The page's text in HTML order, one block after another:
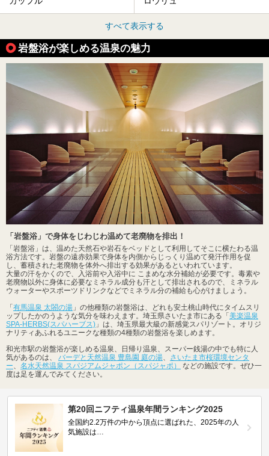
すべて表示する
岩盤浴が楽しめる温泉の魅力
「岩盤浴」で身体をじわじわ温めて老廃物を排出！
「岩盤浴」は、温めた天然石や岩石をベッドとして利用してそこに横たわる温
浴方法です。岩盤の遠赤効果で身体を内側からじっくり温めて発汗作用を促
し、蓄積された老廃物を体外へ排出する効果があるといわれています。
大量の汗をかくので、入浴前や入浴中に こまめな水分補給が必要です。毒素や
老廃物以外に身体に必要なミネラル成分も汗として排出されるので、ミネラル
ウォーターやスポーツドリンクなどでミネラル分の補給も心がけましょう。
「 有馬温泉 太閤の湯 」の他種類の岩盤浴は、どれも安土桃山時代にタイムスリ
ップしたかのうような気分を味わえます。埼玉県さいたま市にある「 美楽温泉
SPA-HERBS(スパハーブス) 」は、埼玉県最大級の新感覚スパリゾート。オリジ
ナリティあふれるユニークな種類の4種類の岩盤浴を楽しめます。
和光市駅の岩盤浴が楽しめる温泉、日帰り温泉、スーパー銭湯の中でも特に人
気があるのは、 バーデと天然温泉 豊島園 庭の湯、 さいたま市桜環境センタ
ー、 名水天然温泉 スパジアムジャポン（スパジャポ）
などの施設です。ぜひ一
度は足を運んでみてください。
第20回ニフティ温泉年間ランキング2025
全国約2.2万件の中から頂点に選ばれた、2025年の人
気施設は…